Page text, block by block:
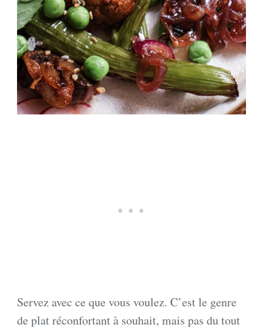
Servez avec ce que vous voulez. C’est le genre
de plat réconfortant à souhait, mais pas du tout